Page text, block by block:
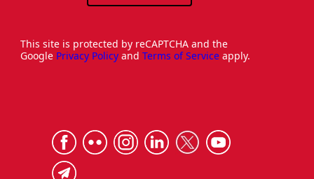
This site is protected by reCAPTCHA and the
Google Privacy Policy and Terms of Service apply.